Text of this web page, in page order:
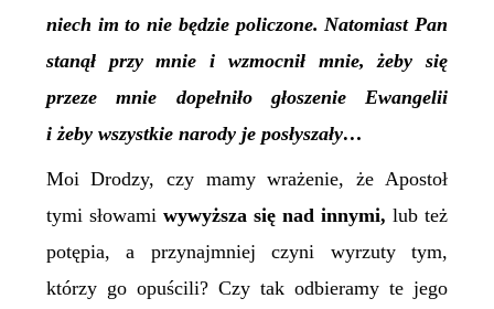
niech im to nie będzie policzone. Natomiast Pan
stanął przy mnie i wzmocnił mnie, żeby się
przeze mnie dopełniło głoszenie Ewangelii
i żeby wszystkie narody je posłyszały…
Moi Drodzy, czy mamy wrażenie, że Apostoł
tymi słowami wywyższa się nad innymi, lub też
potępia, a przynajmniej czyni wyrzuty tym,
którzy go opuścili? Czy tak odbieramy te jego